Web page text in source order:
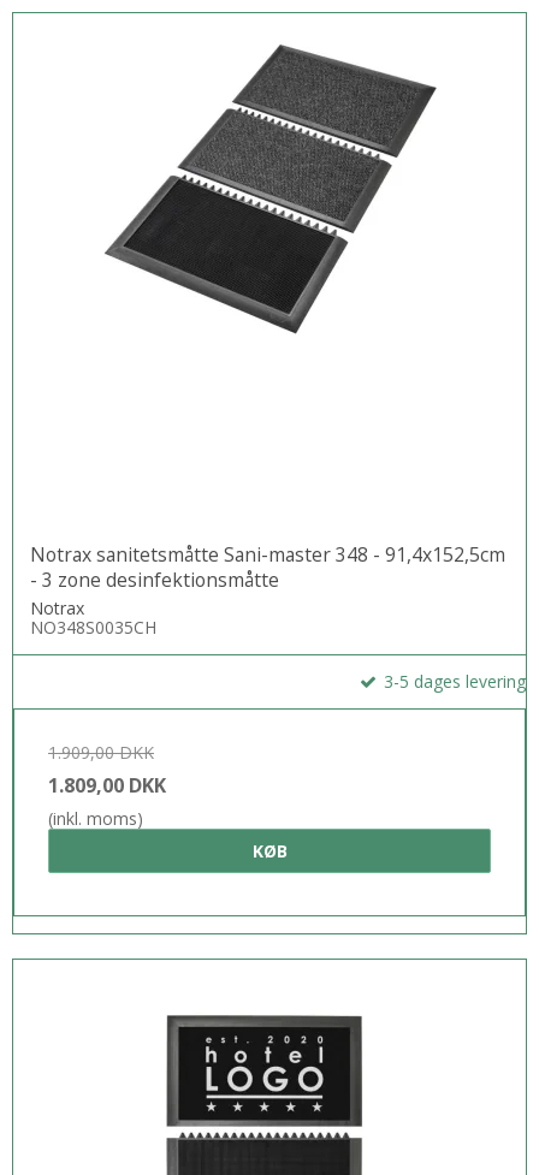
Notrax sanitetsmåtte Sani-master 348 - 91,4x152,5cm
- 3 zone desinfektionsmåtte
Notrax
NO348S0035CH
3-5 dages levering
1.909,00 DKK
1.809,00 DKK
(inkl. moms)
KØB